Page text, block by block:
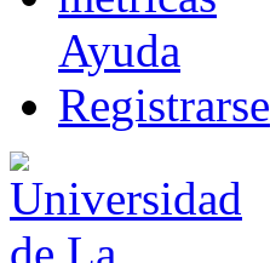
Ayuda
Registrarse